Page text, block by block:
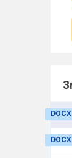
DOCX
DOCX